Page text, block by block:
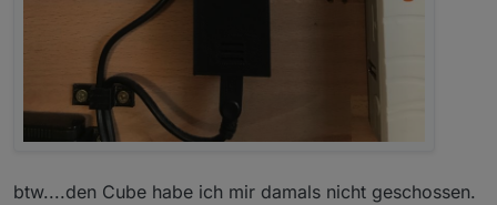
btw....den Cube habe ich mir damals nicht geschossen.